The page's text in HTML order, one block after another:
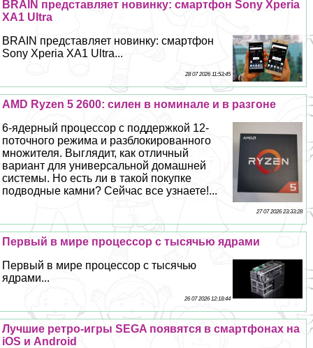
BRAIN представляет новинку: смартфон Sony Xperia
XA1 Ultra
BRAIN представляет новинку: смартфон
Sony Xperia XA1 Ultra...
28 07 2026 11:53:45
AMD Ryzen 5 2600: силен в номинале и в разгоне
6-ядерный процессор с поддержкой 12-
поточного режима и разблокированного
множителя. Выглядит, как отличный
вариант для универсальной домашней
системы. Но есть ли в такой покупке
подводные камни? Сейчас все узнаете!...
27 07 2026 23:33:28
Первый в мире процессор с тысячью ядрами
Первый в мире процессор с тысячью
ядрами...
26 07 2026 12:18:44
Лучшие ретро-игры SEGA появятся в смартфонах на
iOS и Android